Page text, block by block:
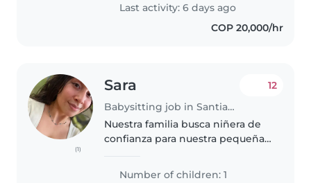
Last activity: 6 days ago
COP 20,000/hr
(1)
Sara
Babysitting job in Santiago de Cali
12
Nuestra familia busca niñera de
confianza para nuestra pequeña
Number of children: 1